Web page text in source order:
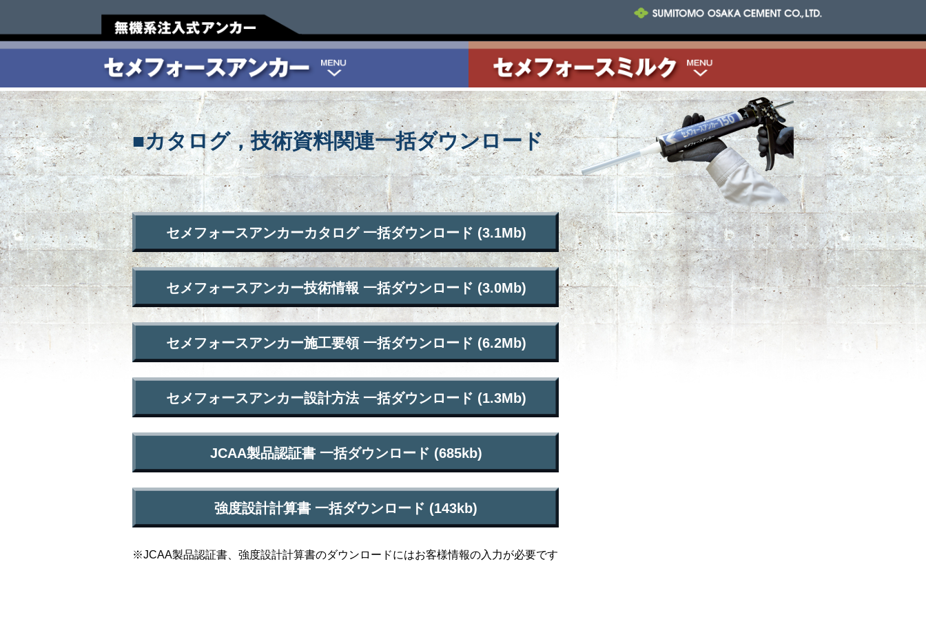
セメフォースアンカーTOP
技術情報
施工要領
設計方法
写真&動画
各種資料ダウンロード カタログダウンロード
技術情報ダウンロード
施工要領ダウンロード
設計方法ダウンロード
JCAA製品認証書ダウンロード
強度設計計算書ダウンロード
お問い合わせ セメフォースミルクTOP
カタログダウンロード
技術情報ダウンロード
施工要領ダウンロード
設計方法
お問い合わせ
■カタログ，技術資料関連一括ダウンロード
セメフォースアンカーカタログ 一括ダウンロード (3.1Mb)
セメフォースアンカー技術情報 一括ダウンロード (3.0Mb)
セメフォースアンカー施工要領 一括ダウンロード (6.2Mb)
セメフォースアンカー設計方法 一括ダウンロード (1.3Mb)
JCAA製品認証書 一括ダウンロード (685kb)
強度設計計算書 一括ダウンロード (143kb)
※JCAA製品認証書、強度設計計算書のダウンロードにはお客様情報の入力が必要です